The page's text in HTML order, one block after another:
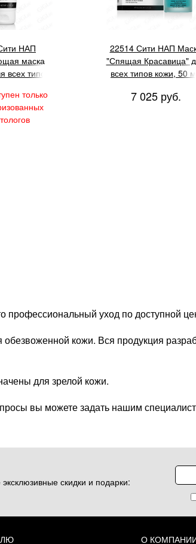
НАП
маска
всех типов
только
22514 Сити НАП
"Спящая Красавица"
всех типов кожи, 50 мл
7 025 руб.
профессиональный уход по доступной
кожи. Вся продукция
для зрелой кожи.
вы можете задать нашим
скидки и подарки:
О